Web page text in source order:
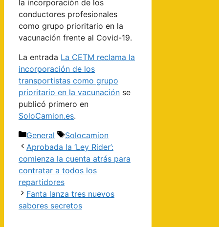
la incorporación de los
conductores profesionales
como grupo prioritario en la
vacunación frente al Covid-19.
La entrada La CETM reclama la
incorporación de los
transportistas como grupo
prioritario en la vacunación se
publicó primero en
SoloCamion.es.
Categorías
General Etiquetas
Solocamion
Navegación
de
entradas
Aprobada la ‘Ley Rider’:
comienza la cuenta atrás para
contratar a todos los
repartidores
Fanta lanza tres nuevos
sabores secretos